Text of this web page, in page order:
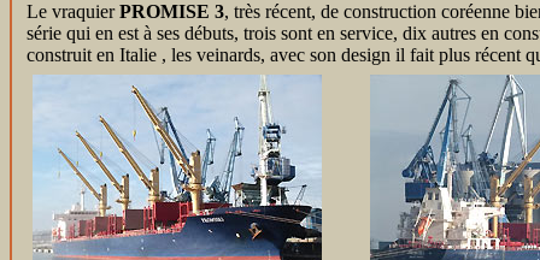
Le vraquierPROMISE 3, très récent, de construction coréenne
série qui en est à ses débuts, trois sont en service, dix autres en
construit en Italie , les veinards, avec son design il fait plus récent